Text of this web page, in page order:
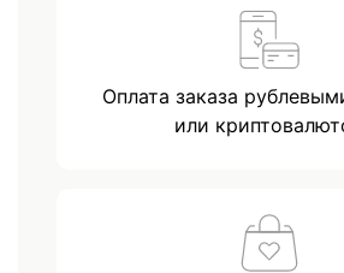
Оплата заказа
или